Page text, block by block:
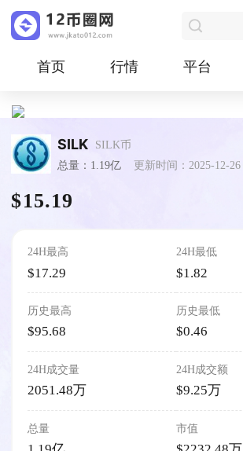
首页 行情 平台
SILK
SILK币
总量：1.19亿
更新时间：2025-12-26
$15.19
24H最高
$17.29
24H最低
$1.82
历史最高
$95.68
历史最低
$0.46
24H成交量
2051.48万
24H成交额
$9.25万
总量 市值